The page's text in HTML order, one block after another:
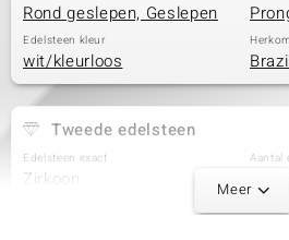
Rond geslepen, Geslepen
Edelsteen kleur
wit/kleurloos
Tweede edelsteen
Edelsteen exact
Zirkoon
Aantal
2 à
Meer